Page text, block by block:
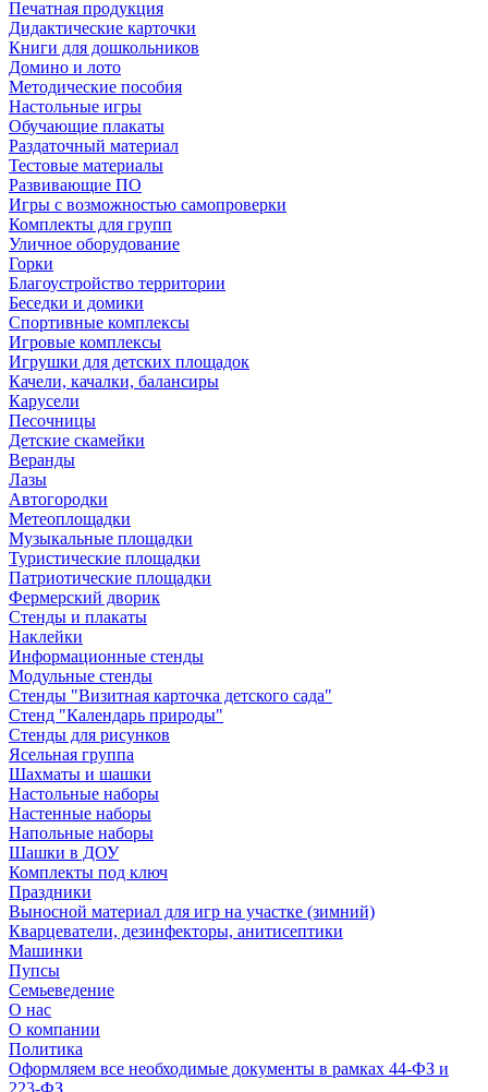
Печатная продукция
Дидактические карточки
Книги для дошкольников
Домино и лото
Методические пособия
Настольные игры
Обучающие плакаты
Раздаточный материал
Тестовые материалы
Развивающие ПО
Игры с возможностью самопроверки
Комплекты для групп
Уличное оборудование
Горки
Благоустройство территории
Беседки и домики
Спортивные комплексы
Игровые комплексы
Игрушки для детских площадок
Качели, качалки, балансиры
Карусели
Песочницы
Детские скамейки
Веранды
Лазы
Автогородки
Метеоплощадки
Музыкальные площадки
Туристические площадки
Патриотические площадки
Фермерский дворик
Стенды и плакаты
Наклейки
Информационные стенды
Модульные стенды
Стенды "Визитная карточка детского сада"
Стенд "Календарь природы"
Стенды для рисунков
Ясельная группа
Шахматы и шашки
Настольные наборы
Настенные наборы
Напольные наборы
Шашки в ДОУ
Комплекты под ключ
Праздники
Выносной материал для игр на участке (зимний)
Кварцеватели, дезинфекторы, анитисептики
Машинки
Пупсы
Семьеведение
О нас
О компании
Политика
Оформляем все необходимые документы в рамках 44-ФЗ и
223-ФЗ